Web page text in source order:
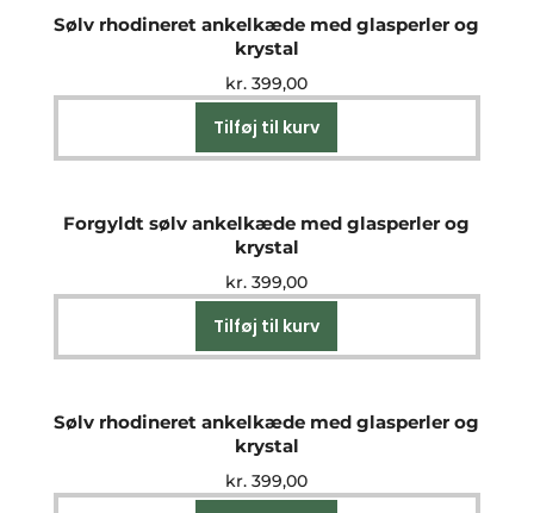
Sølv rhodineret ankelkæde med glasperler og
krystal
kr. 399,00
Tilføj til kurv
Forgyldt sølv ankelkæde med glasperler og
krystal
kr. 399,00
Tilføj til kurv
Sølv rhodineret ankelkæde med glasperler og
krystal
kr. 399,00